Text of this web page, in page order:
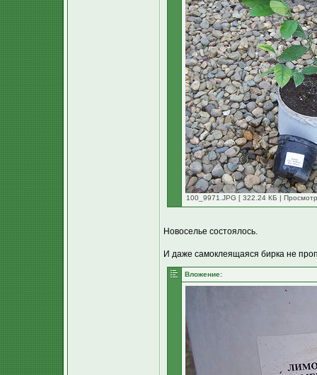
100_9971.JPG [ 322.24 КБ |
Новоселье состоялось.
И даже самоклеящаяся бирка не
Вложение: